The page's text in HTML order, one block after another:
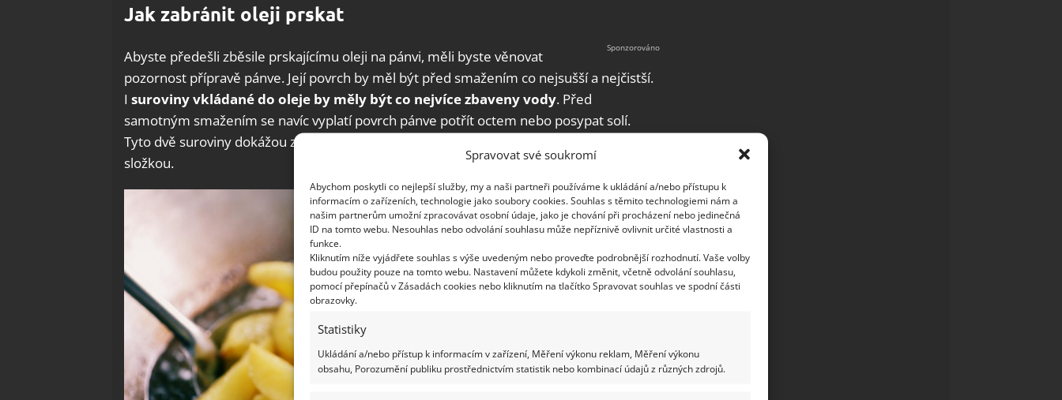
Spravovat své soukromí
Abychom poskytli co nejlepší služby, my a naši partneři používáme k ukládání a/nebo přístupu k
informacím o zařízeních, technologie jako soubory cookies. Souhlas s těmito technologiemi nám a
našim partnerům umožní zpracovávat osobní údaje, jako je chování při procházení nebo jedinečná
ID na tomto webu. Nesouhlas nebo odvolání souhlasu může nepříznivě ovlivnit určité vlastnosti a
funkce.
Kliknutím níže vyjádřete souhlas s výše uvedeným nebo proveďte podrobnější rozhodnutí. Vaše volby
budou použity pouze na tomto webu. Nastavení můžete kdykoli změnit, včetně odvolání souhlasu,
pomocí přepínačů v Zásadách cookies nebo kliknutím na tlačítko Spravovat souhlas ve spodní části
obrazovky.
Statistiky
Ukládání a/nebo přístup k informacím v zařízení, Měření výkonu reklam, Měření výkonu
obsahu, Porozumění publiku prostřednictvím statistik nebo kombinací údajů z různých zdrojů.
Jak zabránit oleji prskat
Abyste předešli zběsile prskajícímu oleji na pánvi, měli byste věnovat
pozornost přípravě pánve. Její povrch by měl být před smažením co nejsušší a nejčistší.
I suroviny vkládané do oleje by měly být co nejvíce zbaveny vody. Před
samotným smažením se navíc vyplatí povrch pánve potřít octem nebo posypat solí.
Tyto dvě suroviny dokážou zabránit prskání rozehřátého oleje při kontaktu s další
složkou.